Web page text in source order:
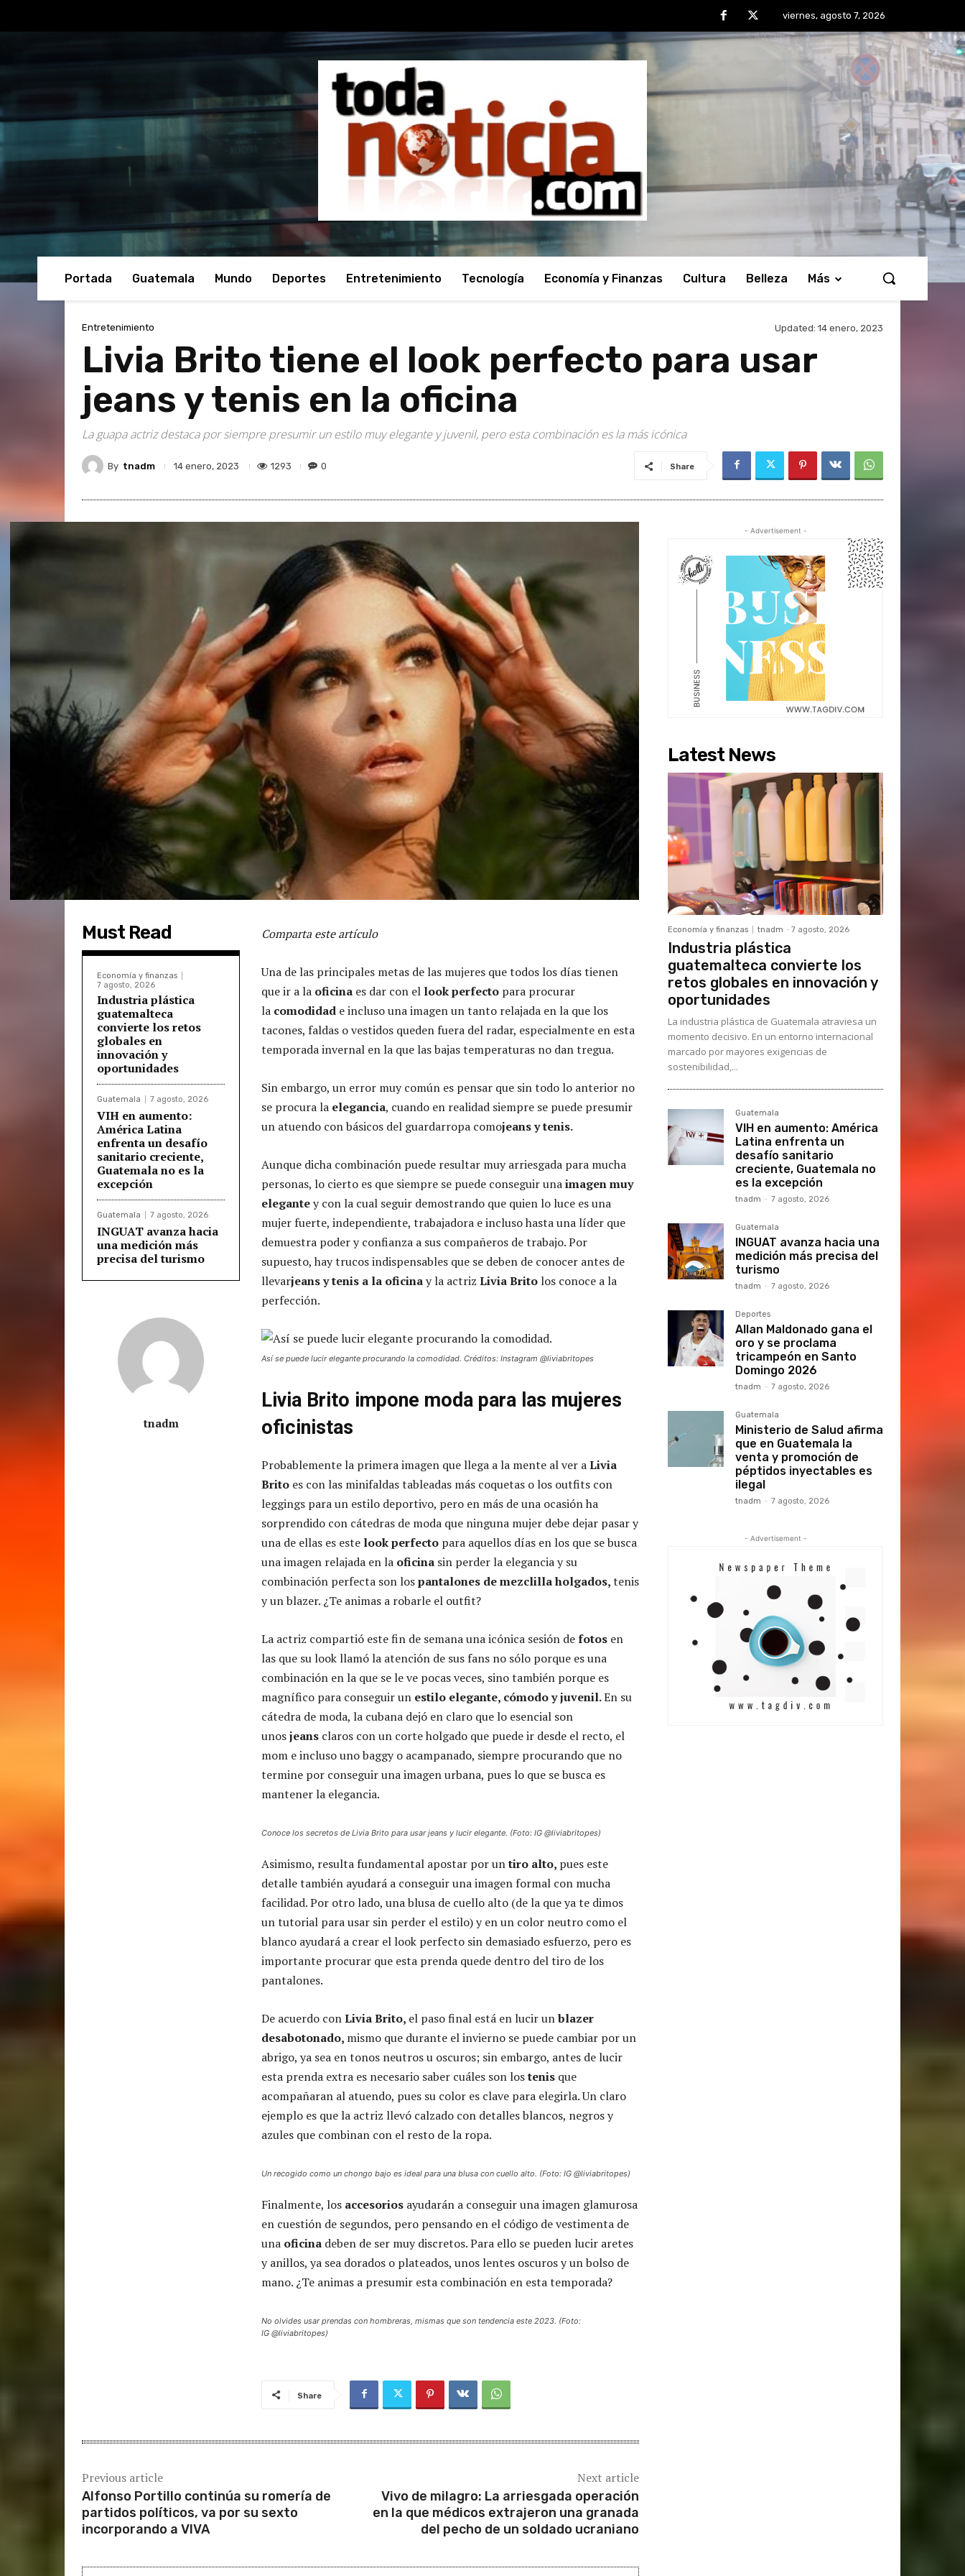
viernes, agosto 7, 2026
Portada Guatemala Mundo Deportes Entretenimiento Tecnología Economía y Finanzas Cultura Belleza Más
Entretenimiento Updated: 14 enero, 2023
Livia Brito tiene el look perfecto para usar
jeans y tenis en la oficina
La guapa actriz destaca por siempre presumir un estilo muy elegante y juvenil, pero esta combinación es la más icónica
By tnadm 14 enero, 2023 1293 0 Share
Must Read
Economía y finanzas
7 agosto, 2026
Industria plástica
guatemalteca
convierte los retos
globales en
innovación y
oportunidades
Guatemala 7 agosto, 2026
VIH en aumento:
América Latina
enfrenta un desafío
sanitario creciente,
Guatemala no es la
excepción
Guatemala 7 agosto, 2026
INGUAT avanza hacia
una medición más
precisa del turismo
tnadm
Comparta este artículo
Una de las principales metas de las mujeres que todos los días tienen
que ir a la oficina es dar con el look perfecto para procurar
la comodidad e incluso una imagen un tanto relajada en la que los
tacones, faldas o vestidos queden fuera del radar, especialmente en esta
temporada invernal en la que las bajas temperaturas no dan tregua.
Sin embargo, un error muy común es pensar que sin todo lo anterior no
se procura la elegancia, cuando en realidad siempre se puede presumir
un atuendo con básicos del guardarropa comojeans y tenis.
Aunque dicha combinación puede resultar muy arriesgada para mucha
personas, lo cierto es que siempre se puede conseguir unaimagen muy
elegantey con la cual seguir demostrando que quien lo luce es una
mujer fuerte, independiente, trabajadora e incluso hasta una líder que
demuestra poder y confianza a sus compañeros de trabajo. Por
supuesto, hay trucos indispensables que se deben de conocer antes de
llevarjeans y tenis a la oficinay la actriz Livia Brito los conoce a la
perfección.
Así se puede lucir elegante procurando la comodidad. Créditos: Instagram @liviabritopes
Livia Brito impone moda para las mujeres
oficinistas
Probablemente la primera imagen que llega a la mente al ver aLivia
Brito es con las minifaldas tableadas más coquetas o los outfits con
leggings para un estilo deportivo, pero en más de una ocasión ha
sorprendido con cátedras de moda que ninguna mujer debe dejar pasar y
una de ellas es este look perfecto para aquellos días en los que se busca
una imagen relajada en la oficina sin perder la elegancia y su
combinación perfecta son lospantalones de mezclilla holgados,tenis
y un blazer. ¿Te animas a robarle el outfit?
La actriz compartió este fin de semana una icónica sesión defotos en
las que su look llamó la atención de sus fans no sólo porque es una
combinación en la que se le ve pocas veces, sino también porque es
magnífico para conseguir un estilo elegante, cómodo y juvenil.En su
cátedra de moda, la cubana dejó en claro que lo esencial son
unosjeans claros con un corte holgado que puede ir desde el recto, el
mom e incluso uno baggy o acampanado, siempre procurando que no
termine por conseguir una imagen urbana, pues lo que se busca es
mantener la elegancia.
Conoce los secretos de Livia Brito para usar jeans y lucir elegante. (Foto: IG @liviabritopes)
Asimismo, resulta fundamental apostar por untiro alto, pues este
detalle también ayudará a conseguir una imagen formal con mucha
facilidad. Por otro lado, una blusa de cuello alto (de la que ya te dimos
un tutorial para usar sin perder el estilo) y en un color neutro como el
blanco ayudará a crear el look perfecto sin demasiado esfuerzo, pero es
importante procurar que esta prenda quede dentro del tiro de los
pantalones.
De acuerdo conLivia Brito, el paso final está en lucir unblazer
desabotonado, mismo que durante el invierno se puede cambiar por un
abrigo, ya sea en tonos neutros u oscuros; sin embargo, antes de lucir
esta prenda extra es necesario saber cuáles son lostenis que
acompañaran al atuendo, pues su color es clave para elegirla. Un claro
ejemplo es que la actriz llevó calzado con detalles blancos, negros y
azules que combinan con el resto de la ropa.
Un recogido como un chongo bajo es ideal para una blusa con cuello alto. (Foto: IG @liviabritopes)
Finalmente, los accesorios ayudarán a conseguir una imagen glamurosa
en cuestión de segundos, pero pensando en el código de vestimenta de
una oficina deben de ser muy discretos. Para ello se pueden lucir aretes
y anillos, ya sea dorados o plateados, unos lentes oscuros y un bolso de
mano. ¿Te animas a presumir esta combinación en esta temporada?
No olvides usar prendas con hombreras, mismas que son tendencia este 2023. (Foto:
IG @liviabritopes)
Share
Previous article
Alfonso Portillo continúa su romería de
partidos políticos, va por su sexto
incorporando a VIVA
Next article
Vivo de milagro: La arriesgada operación
en la que médicos extrajeron una granada
del pecho de un soldado ucraniano
- Advertisement -
Latest News
Economía y finanzas tnadm - 7 agosto, 2026
Industria plástica
guatemalteca convierte los
retos globales en innovación y
oportunidades
La industria plástica de Guatemala atraviesa un
momento decisivo. En un entorno internacional
marcado por mayores exigencias de
sostenibilidad,...
Guatemala
VIH en aumento: América
Latina enfrenta un
desafío sanitario
creciente, Guatemala no
es la excepción
tnadm - 7 agosto, 2026
Guatemala
INGUAT avanza hacia una
medición más precisa del
turismo
tnadm - 7 agosto, 2026
Deportes
Allan Maldonado gana el
oro y se proclama
tricampeón en Santo
Domingo 2026
tnadm - 7 agosto, 2026
Guatemala
Ministerio de Salud afirma
que en Guatemala la
venta y promoción de
péptidos inyectables es
ilegal
tnadm - 7 agosto, 2026
- Advertisement -